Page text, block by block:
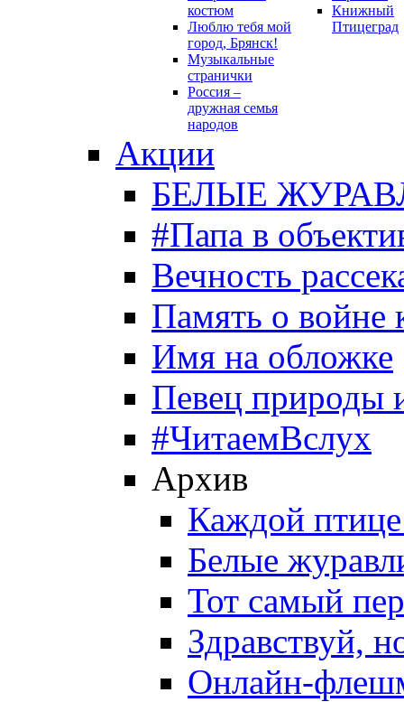
костюм
Люблю тебя мой
город, Брянск!
Музыкальные
странички
Россия –
дружная семья
народов
Книжный
Птицеград
Акции
БЕЛЫЕ
#Папа в
Вечность
Память о войне
Имя на обложке
Певец природы
#ЧитаемВслух
Архив
Каждой
Белые
Тот самый
Здравствуй,
Онлайн-